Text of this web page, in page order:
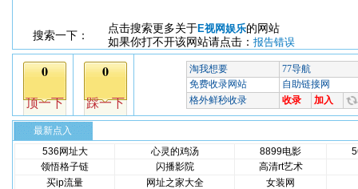
搜索一下：
点击搜索更多关于E视网娱乐的网站
如果你打不开该网站请点击： 报告错误
最新点入
536网址大
心灵的鸡汤 8899电影
领悟格子链
闪播影院
高清rt艺术
买ip流量
网址之家大全 女装网